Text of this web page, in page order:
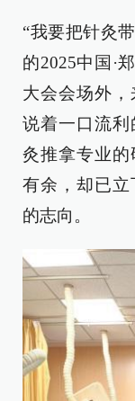
“我要把针灸
的2025中国·
大会会场外
说着一口流
灸推拿专业
有余，却已立
的志向。